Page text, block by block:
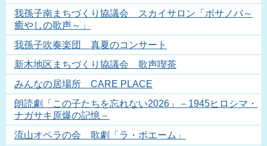
我孫子南まちづくり協議会 スカイサロン「ボサノバ～
癒やしの歌声～」
我孫子吹奏楽団 真夏のコンサート
新木地区まちづくり協議会 歌声喫茶
みんなの居場所 CARE PLACE
朗読劇「この子たちを忘れない2026」－1945ヒロシマ・
ナガサキ原爆の記憶－
流山オペラの会 歌劇「ラ・ボエーム」